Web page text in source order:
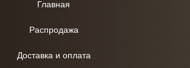
Главная
Распродажа
Доставка и оплата